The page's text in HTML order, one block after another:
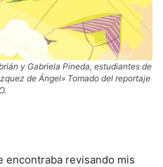
y Gabriela Pineda, estudiantes de
de Ángel» Tomado del reportaje
encontraba revisando mis